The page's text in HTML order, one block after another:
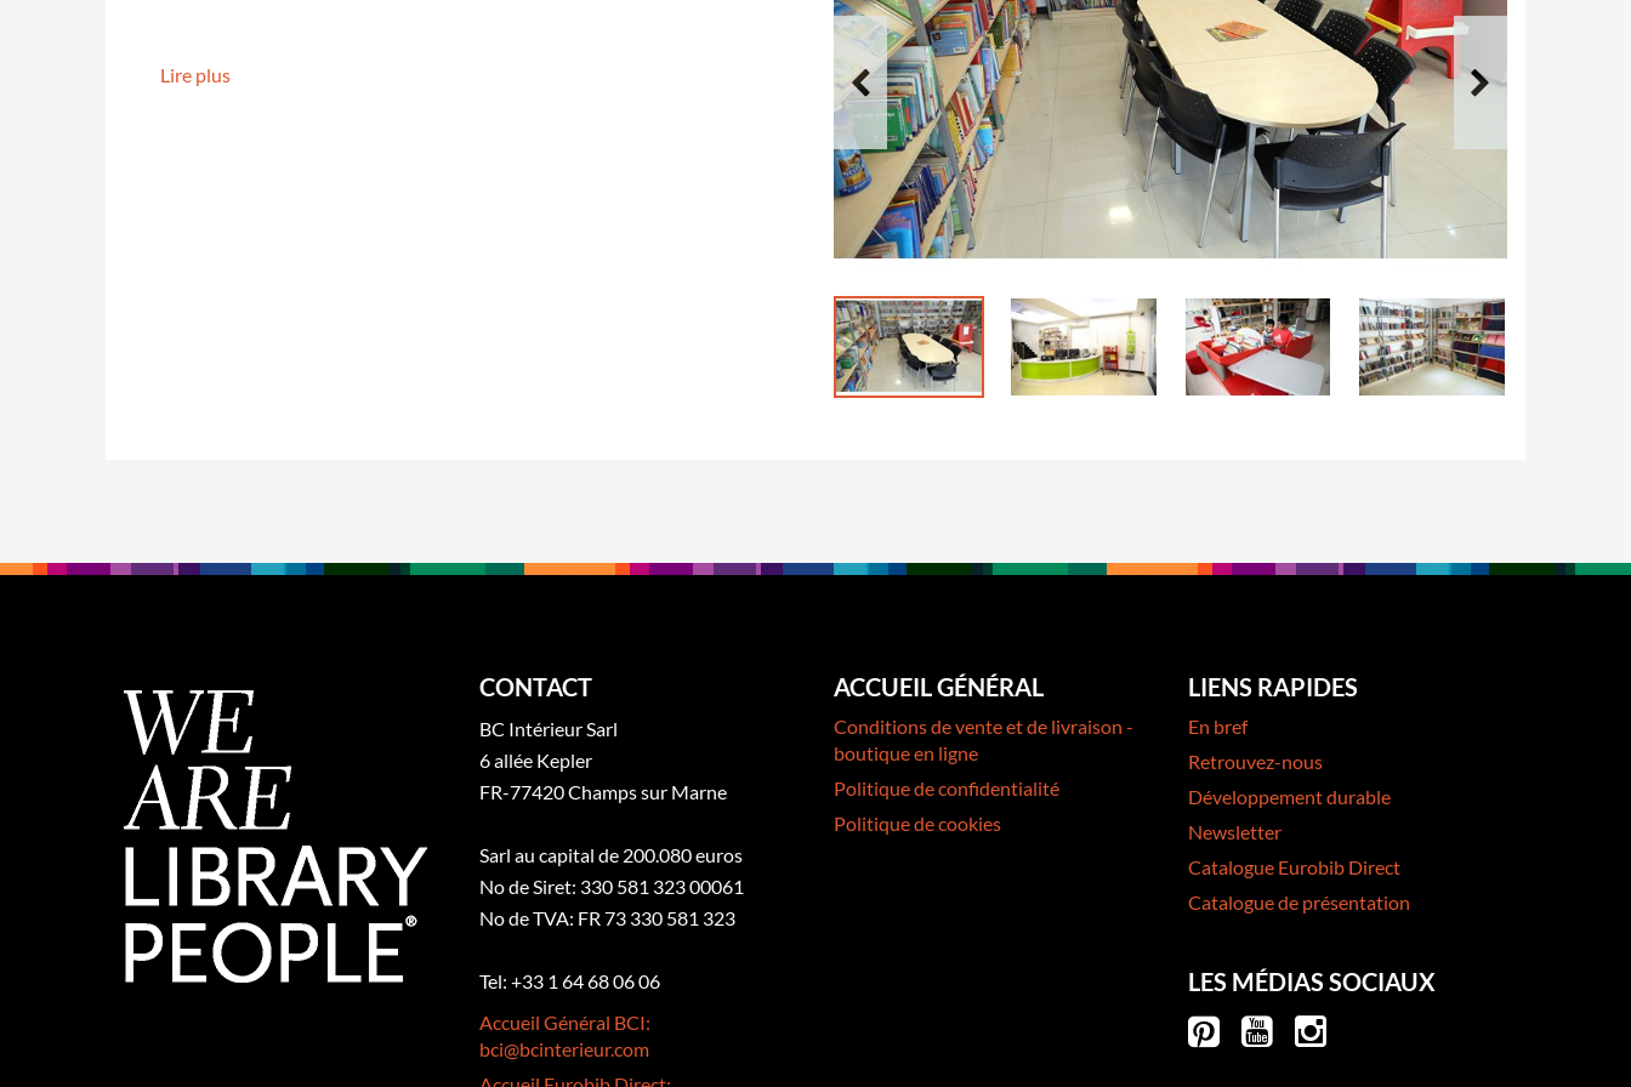
Lire plus
CONTACT
BC Intérieur Sarl
6 allée Kepler
FR-77420 Champs sur Marne
Sarl au capital de 200.080 euros
No de Siret: 330 581 323 00061
No de TVA: FR 73 330 581 323
Tel: +33 1 64 68 06 06
Accueil Général BCI:
bci@bcinterieur.com
ACCUEIL GÉNÉRAL
Conditions de vente et de livraison -
boutique en ligne
Politique de confidentialité
Politique de cookies
LIENS RAPIDES
En bref
Retrouvez-nous
Développement durable
Newsletter
Catalogue Eurobib Direct
Catalogue de présentation
LES MÉDIAS SOCIAUX